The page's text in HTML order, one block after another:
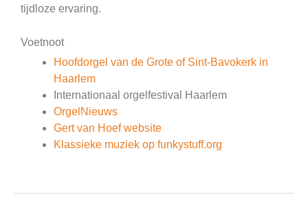
tijdloze ervaring.
Voetnoot
Hoofdorgel van de Grote of Sint-Bavokerk in
Haarlem
Internationaal orgelfestival Haarlem
OrgelNieuws
Gert van Hoef website
Klassieke muziek op funkystuff.org